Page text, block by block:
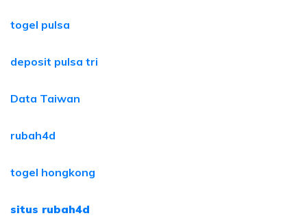
togel pulsa
deposit pulsa tri
Data Taiwan
rubah4d
togel hongkong
situs rubah4d